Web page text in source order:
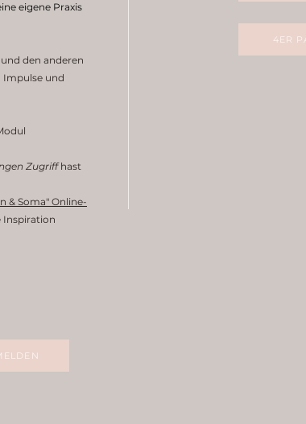
eigene Praxis
den anderen
Impulse und
Zugriffhast
& Soma" Online-
Inspiration
4ER